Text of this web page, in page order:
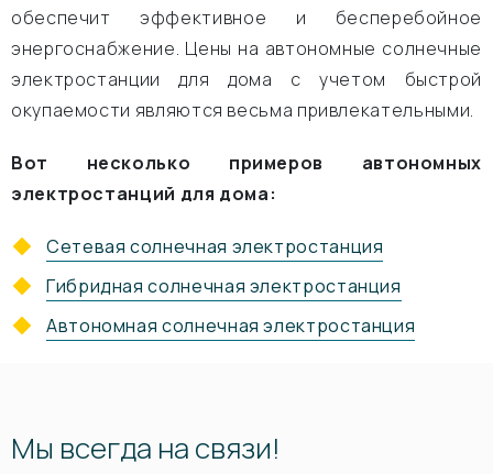
обеспечит эффективное и бесперебойное
энергоснабжение. Цены на автономные солнечные
электростанции для дома с учетом быстрой
окупаемости являются весьма привлекательными.
Вот несколько примеров автономных
электростанций для дома:
Сетевая солнечная электростанция
Гибридная солнечная электростанция
Автономная солнечная электростанция
Мы всегда на связи!